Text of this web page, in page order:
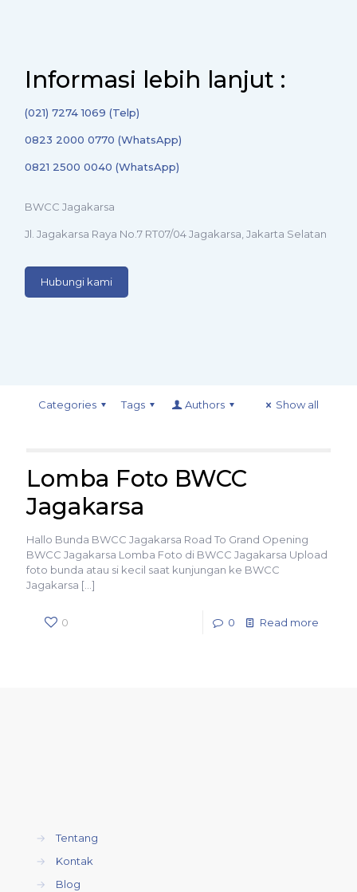
Informasi lebih lanjut :
(021) 7274 1069 (Telp)
0823 2000 0770 (WhatsApp)
0821 2500 0040 (WhatsApp)
BWCC Jagakarsa
Jl. Jagakarsa Raya No.7 RT07/04 Jagakarsa, Jakarta Selatan
Hubungi kami
Categories Tags Authors Show all
Lomba Foto BWCC
Jagakarsa
Hallo Bunda BWCC Jagakarsa Road To Grand Opening
BWCC Jagakarsa Lomba Foto di BWCC Jagakarsa Upload
foto bunda atau si kecil saat kunjungan ke BWCC
Jagakarsa […]
0 0 Read more
→
Tentang
→
Kontak
→
Blog